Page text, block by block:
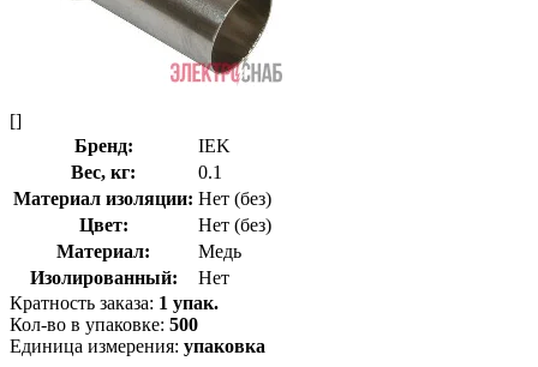
[]
Бренд:
IEK
Вес, кг:
0.1
Материал изоляции: Нет (без)
Цвет:
Нет (без)
Материал:
Медь
Изолированный:
Нет
Кратность заказа: 1 упак.
Кол-во в упаковке: 500
Единица измерения: упаковка